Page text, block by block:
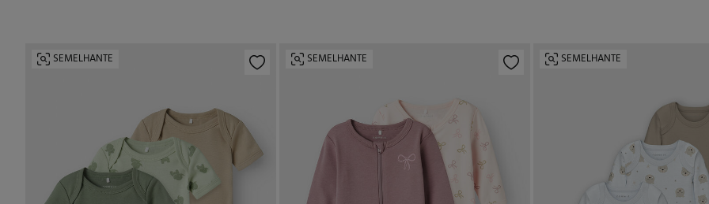
SEMELHANTE SEMELHANTE SEMELHANTE